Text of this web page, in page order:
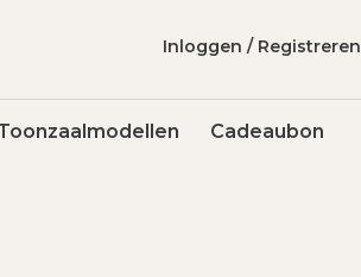
Cadeaubon
Inloggen / Registreren